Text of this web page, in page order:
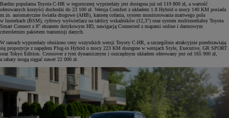
Bardzo popularna Toyota C-HR w tegorocznej wyprzedaży jest dostępna już od 119 800 zł, a wartość
oferowanych korzyści dochodzi do 23 100 zł. Wersja Comfort z układem 1.8 Hybrid o mocy 140 KM posiada
m.in. automatyczne światła drogowe (AHB), kamerę cofania, system monitorowania martwego pola
w lusterkach (BSM), cyfrowy wyświetlacz na tablicy wskaźników (12,3") oraz system multimedialny Toyota
Smart Connect z 8" ekranem dotykowym HD, nawigacją Connected z mapami online i darmowym
czteroletnim pakietem transmisji danych.
W ramach wyprzedaży obniżono ceny wszystkich wersji Toyoty C-HR, a szczególnie atrakcyjnie przedstawiają
się propozycje z napędem Plug-in Hybrid o mocy 223 KM dostępne w wersjach Style, Executive, GR SPORT
oraz Tokyo Edition. Crossover z tym dynamicznym i oszczędnym układem oferowany jest od 165 900 zł,
a rabaty mogą sięgać nawet 22 000 zł.